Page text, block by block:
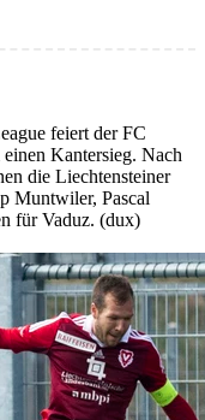
feiert der FC
Kantersieg. Nach
die Liechtensteiner
Muntwiler, Pascal
für Vaduz. (dux)